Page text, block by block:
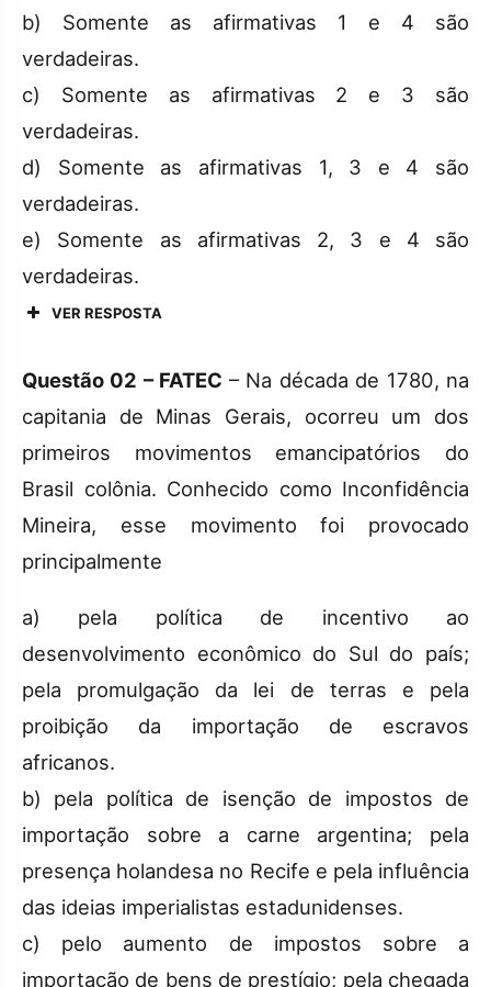
b) Somente as afirmativas 1 e 4 são
verdadeiras.
c) Somente as afirmativas 2 e 3 são
verdadeiras.
d) Somente as afirmativas 1, 3 e 4 são
verdadeiras.
e) Somente as afirmativas 2, 3 e 4 são
verdadeiras.
VER RESPOSTA
Questão 02 – FATEC – Na década de 1780, na
capitania de Minas Gerais, ocorreu um dos
primeiros movimentos emancipatórios do
Brasil colônia. Conhecido como Inconfidência
Mineira, esse movimento foi provocado
principalmente
a) pela política de incentivo ao
desenvolvimento econômico do Sul do país;
pela promulgação da lei de terras e pela
proibição da importação de escravos
africanos.
b) pela política de isenção de impostos de
importação sobre a carne argentina; pela
presença holandesa no Recife e pela influência
das ideias imperialistas estadunidenses.
c) pelo aumento de impostos sobre a
importação de bens de prestígio; pela chegada